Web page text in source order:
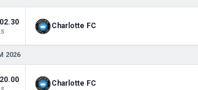
02.30 Charlotte FC
2026
20.00 Charlotte FC